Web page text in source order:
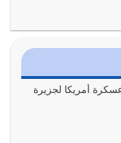
الأبدية والرزق
الله معرفة سيرته
أمريكا لجزيرة